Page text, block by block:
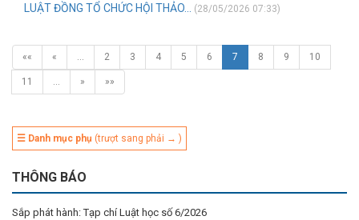
LUẬT ĐỒNG TỔ CHỨC HỘI THẢO...
(28/05/2026 07:33)
«« « … 2 3 4 5 6 7 8 9 10
11 … » »»
☰ Danh mục phụ (trượt sang phải → )
THÔNG BÁO
Sắp phát hành: Tạp chí Luật học số 6/2026